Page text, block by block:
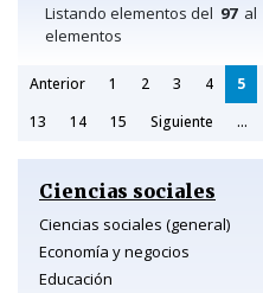
Listando elementos del 97al
elementos
Anterior 1 2 3 4 5
13
14 15 Siguiente ...
Ciencias sociales
Ciencias sociales (general)
Economía y negocios
Educación